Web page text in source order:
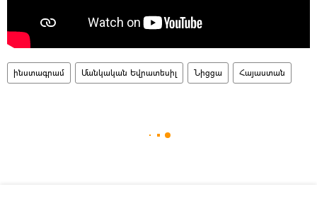
ինստագրամ Մանկական Եվրատեսիլ Նիցցա Հայաստան